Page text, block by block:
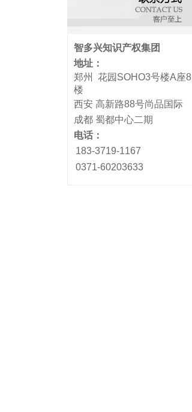
智多兴知识产权集团
地址：
郑州 花园SOHO3号楼A座8
楼
西安 高新路88号尚品国际
成都 蜀都中心二期
电话：
183-3719-1167
0371-60203633